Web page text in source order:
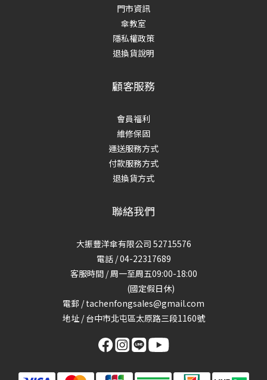
門市資訊
傘教室
隱私權政策
退換貨說明
顧客服務
會員福利
維修保固
運送服務方式
付款服務方式
退換貨方式
聯絡我們
大振豐洋傘有限公司 52715576
電話 / 04-22317689
客服時間 / 周一至周五09:00-18:00
(國定假日休)
電郵 / tachenfongsales@gmail.com
地址 / 台中市北屯區太原路三段1160號